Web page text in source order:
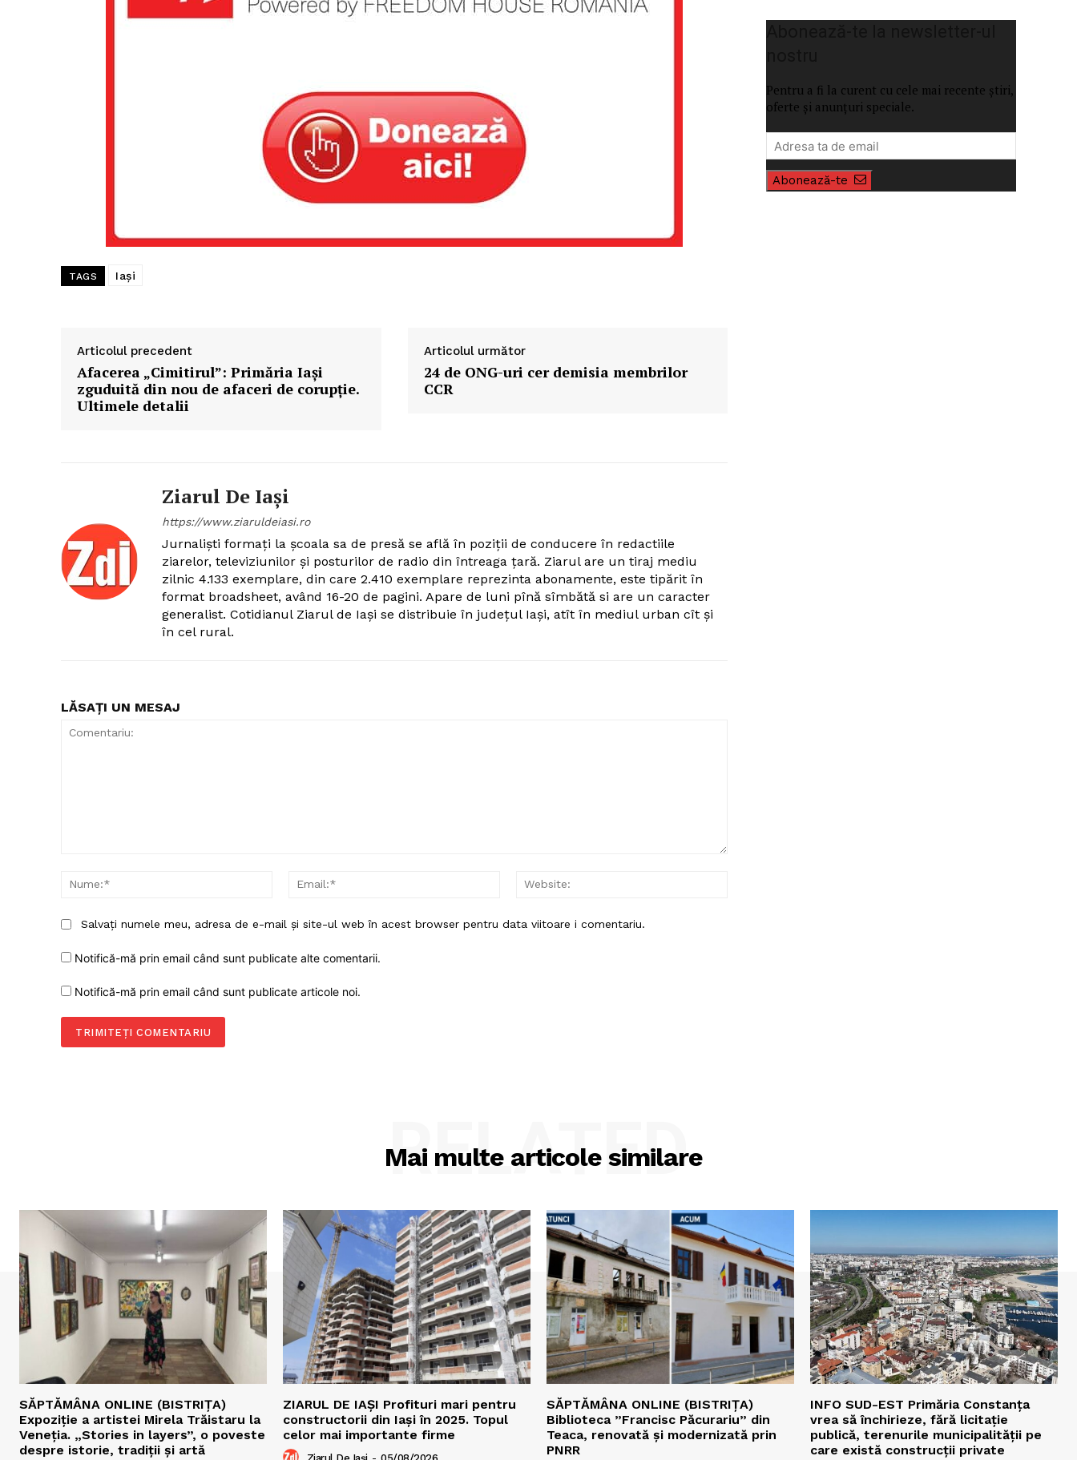
Rețea
TAGS Iași
Articolul precedent
Afacerea „Cimitirul”: Primăria Iaşi
zguduită din nou de afaceri de corupţie.
Ultimele detalii
Articolul următor
24 de ONG-uri cer demisia membrilor
CCR
Ziarul De Iași
https://www.ziaruldeiasi.ro
Jurnalişti formaţi la şcoala sa de presă se află în poziţii de conducere în redactiile
ziarelor, televiziunilor şi posturilor de radio din întreaga ţară. Ziarul are un tiraj mediu
zilnic 4.133 exemplare, din care 2.410 exemplare reprezinta abonamente, este tipărit în
format broadsheet, având 16-20 de pagini. Apare de luni pînă sîmbătă si are un caracter
generalist. Cotidianul Ziarul de Iaşi se distribuie în judeţul Iaşi, atît în mediul urban cît şi
în cel rural.
LĂSAȚI UN MESAJ
Nume:*
Email:*
Salvați numele meu, adresa de e-mail și site-ul web în acest browser pentru data viitoare i comentariu.
Notifică-mă prin email când sunt publicate alte comentarii.
Notifică-mă prin email când sunt publicate articole noi.
Pentru a fi la curent cu cele mai recente știri,
oferte și anunțuri speciale.
Abonează-te
Mai multe articole similare
RELATED
SĂPTĂMÂNA ONLINE (BISTRIȚA)
Expoziție a artistei Mirela Trăistaru la
Veneția. „Stories in layers”, o poveste
despre istorie, tradiții și artă
ZIARUL DE IAȘI Profituri mari pentru
constructorii din Iași în 2025. Topul
celor mai importante firme
SĂPTĂMÂNA ONLINE (BISTRIȚA)
Biblioteca ”Francisc Păcurariu” din
Teaca, renovată și modernizată prin
PNRR
INFO SUD-EST Primăria Constanța
vrea să închirieze, fără licitație
publică, terenurile municipalității pe
care există construcții private